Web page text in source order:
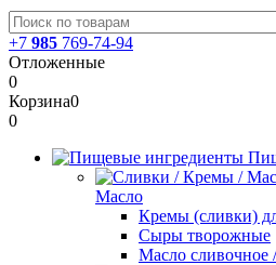
+7 985 769-74-94
Отложенные
0
Корзина0
0
Масло
Кремы (сливки)
Сыры творожные
Масло сливочное